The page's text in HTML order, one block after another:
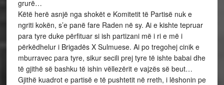
grurë…
Këtë herë asnjë nga shokët e Komitetit të Partisë nuk e
ngriti kokën, s’e panë fare Raden në sy. Ai e kishte tepruar
para tyre duke përfituar si ish partizani më i ri e më i
përkëdhelur i Brigadës X Sulmuese. Ai po tregohej cinik e
mburravec para tyre, sikur secili prej tyre të ishte babai dhe
të gjithë së bashku të ishin vëllezërit e vajzës së beut…
Gjithë kuadrot e partisë e të pushtetit në rreth, i lëshonin pe